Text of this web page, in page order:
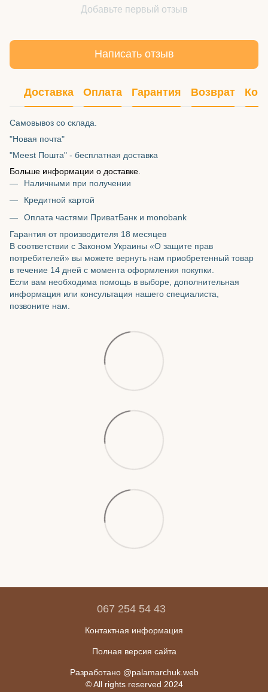
Добавьте первый отзыв
Написать отзыв
Доставка Оплата Гарантия Возврат
Самовывоз со склада.
"Новая почта"
"Meest Пошта" - бесплатная доставка
Больше информации о доставке.
Наличными при получении
Кредитной картой
Оплата частями ПриватБанк и monobank
Гарантия от производителя 18 месяцев
В соответствии с Законом Украины «О защите прав
потребителей» вы можете вернуть нам приобретенный товар
в течение 14 дней с момента оформления покупки.
Если вам необходима помощь в выборе, дополнительная
информация или консультация нашего специалиста,
позвоните нам.
067 254 54 43
Контактная информация
Полная версия сайта
Разработано @palamarchuk.web
© All rights reserved 2024